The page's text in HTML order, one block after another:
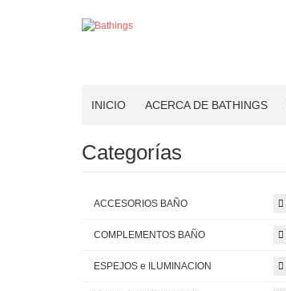
INICIO ACERCA DE BATHINGS
Categorías
ACCESORIOS BAÑO
COMPLEMENTOS BAÑO
ESPEJOS e ILUMINACION